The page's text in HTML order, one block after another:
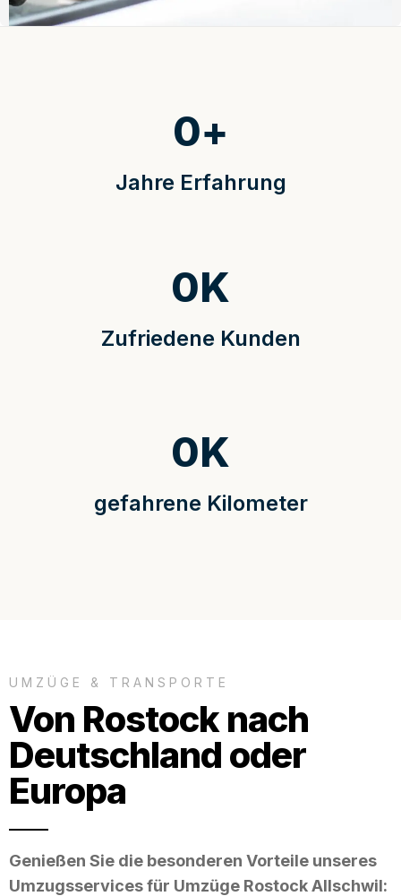
Jahre Erfahrung
0+
Zufriedene Kunden
0K
gefahrene Kilometer
0K
UMZÜGE & TRANSPORTE
Von Rostock nach
Deutschland oder
Europa
Genießen Sie die besonderen Vorteile unseres
Umzugsservices für Umzüge Rostock Allschwil: